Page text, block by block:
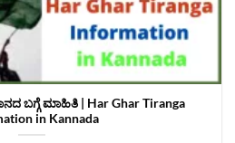
ಬಗ್ಗೆ ಮಾಹಿತಿ | Har Ghar Tiranga
in Kannada